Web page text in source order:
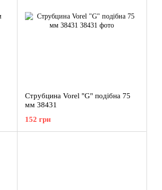
Струбцина Vorel "G" подібна 75
мм 38431
152 грн